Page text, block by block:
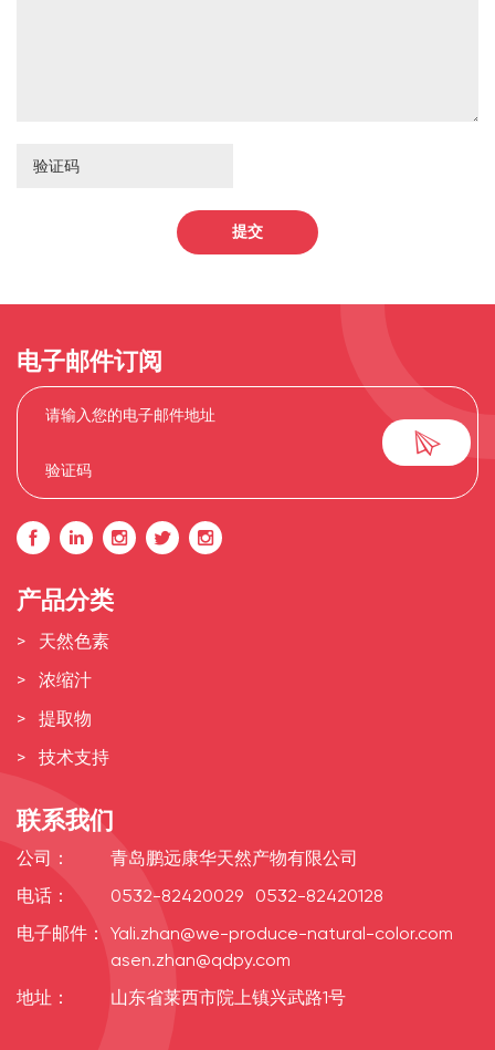
提交
电子邮件订阅
产品分类
天然色素
浓缩汁
提取物
技术支持
联系我们
公司：
青岛鹏远康华天然产物有限公司
电话：
0532-82420029
0532-82420128
电子邮件：
Yali.zhan@we-produce-natural-color.com
asen.zhan@qdpy.com
地址：
山东省莱西市院上镇兴武路1号